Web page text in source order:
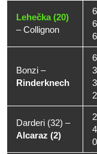
Lehečka (20)
–Collignon
Bonzi –
Rinderknech
Darderi (32) –
Alcaraz (2)